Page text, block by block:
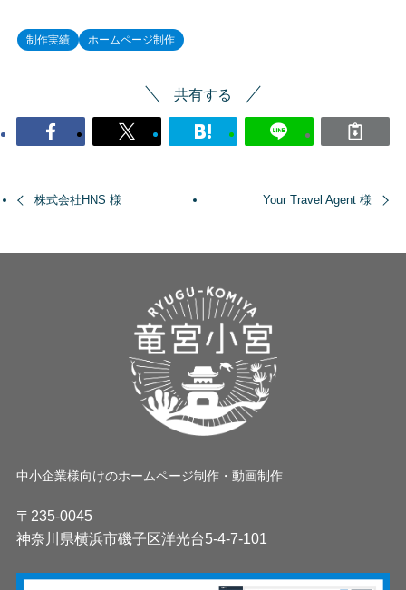
制作実績 ホームページ制作
共有する
株式会社HNS 様 Your Travel Agent 様
中小企業様向けのホームページ制作・動画制作
〒235-0045
神奈川県横浜市磯子区洋光台5-4-7-101